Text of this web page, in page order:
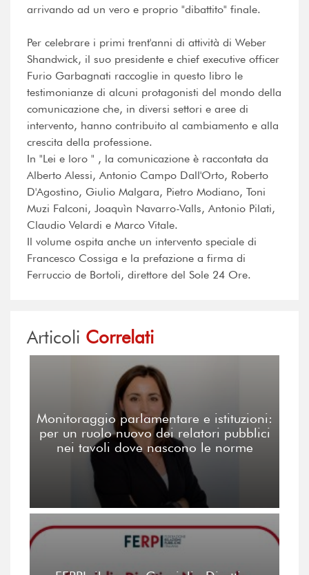
arrivando ad un vero e proprio "dibattito" finale.
Per celebrare i primi trent'anni di attività di Weber
Shandwick, il suo presidente e chief executive officer
Furio Garbagnati raccoglie in questo libro le
testimonianze di alcuni protagonisti del mondo della
comunicazione che, in diversi settori e aree di
intervento, hanno contribuito al cambiamento e alla
crescita della professione.
In "Lei e loro " , la comunicazione è raccontata da
Alberto Alessi, Antonio Campo Dall'Orto, Roberto
D'Agostino, Giulio Malgara, Pietro Modiano, Toni
Muzi Falconi, Joaquìn Navarro-Valls, Antonio Pilati,
Claudio Velardi e Marco Vitale.
Il volume ospita anche un intervento speciale di
Francesco Cossiga e la prefazione a firma di
Ferruccio de Bortoli, direttore del Sole 24 Ore.
Articoli Correlati
Monitoraggio parlamentare e istituzioni:
per un ruolo nuovo dei relatori pubblici
nei tavoli dove nascono le norme